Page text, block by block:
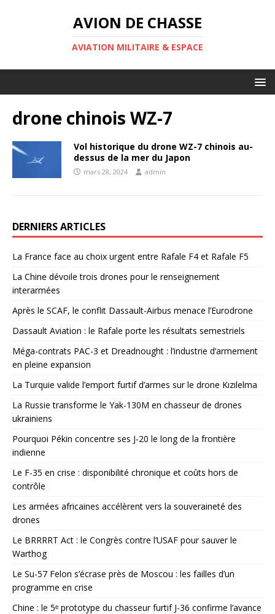
AVION DE CHASSE
AVIATION MILITAIRE & ESPACE
drone chinois WZ-7
Vol historique du drone WZ-7 chinois au-
dessus de la mer du Japon
mars 28, 2024 admin
DERNIERS ARTICLES
La France face au choix urgent entre Rafale F4 et Rafale F5
La Chine dévoile trois drones pour le renseignement
interarmées
Après le SCAF, le conflit Dassault-Airbus menace l’Eurodrone
Dassault Aviation : le Rafale porte les résultats semestriels
Méga-contrats PAC-3 et Dreadnought : l’industrie d’armement
en pleine expansion
La Turquie valide l’emport furtif d’armes sur le drone Kızılelma
La Russie transforme le Yak-130M en chasseur de drones
ukrainiens
Pourquoi Pékin concentre ses J-20 le long de la frontière
indienne
Le F-35 en crise : disponibilité chronique et coûts hors de
contrôle
Les armées africaines accélèrent vers la souveraineté des
drones
Le BRRRRT Act : le Congrès contre l’USAF pour sauver le
Warthog
Le Su-57 Felon s’écrase près de Moscou : les failles d’un
programme en crise
Chine : le 5ᵉ prototype du chasseur furtif J-36 confirme l’avance